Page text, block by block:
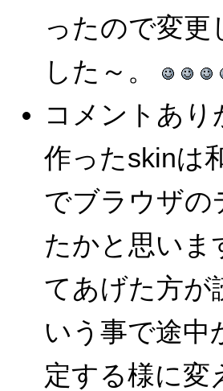
ったので変
した～。
コメントあ
作ったskinは
でブラウザの
たかと思いま
てあげた方が
いう事で途中
定する様に